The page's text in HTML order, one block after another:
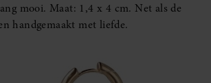
mooi. Maat: 1,4 x 4 cm. Net als de
handgemaakt met liefde.